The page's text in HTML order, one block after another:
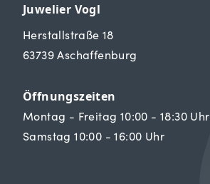
Juwelier Vogl
Herstallstraße 18
63739 Aschaffenburg
Öffnungszeiten
Montag - Freitag 10:00 - 18:30 Uhr
Samstag 10:00 - 16:00 Uhr